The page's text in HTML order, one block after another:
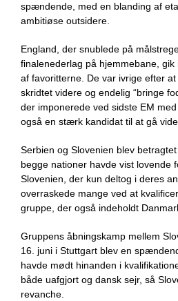
spændende, med en blanding af
ambitiøse outsidere.
England, der snublede på
finalenederlag på hjemmebane,
af favoritterne. De var ivrige efter
skridtet videre og endelig “bringe
der imponerede ved sidste EM
også en stærk kandidat til at gå
Serbien og Slovenien blev
begge nationer havde vist lovende
Slovenien, der kun deltog i deres
overraskede mange ved at
gruppe, der også indeholdt
Gruppens åbningskamp mellem
16. juni i Stuttgart blev en
havde mødt hinanden i
både uafgjort og dansk sejr, så
revanche.